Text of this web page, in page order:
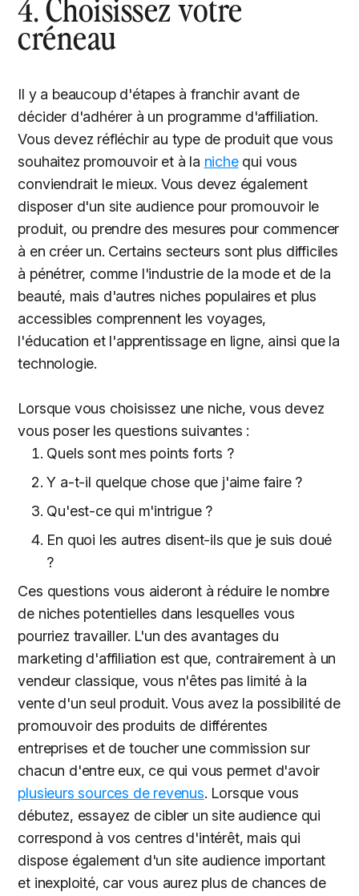
4. Choisissez votre
créneau
Il y a beaucoup d'étapes à franchir avant de
décider d'adhérer à un programme d'affiliation.
Vous devez réfléchir au type de produit que vous
souhaitez promouvoir et à la nichequi vous
conviendrait le mieux. Vous devez également
disposer d'un site audience pour promouvoir le
produit, ou prendre des mesures pour commencer
à en créer un. Certains secteurs sont plus difficiles
à pénétrer, comme l'industrie de la mode et de la
beauté, mais d'autres niches populaires et plus
accessibles comprennent les voyages,
l'éducation et l'apprentissage en ligne, ainsi que la
technologie.
Lorsque vous choisissez une niche, vous devez
vous poser les questions suivantes :
Quels sont mes points forts ?
Y a-t-il quelque chose que j'aime faire ?
Qu'est-ce qui m'intrigue ?
En quoi les autres disent-ils que je suis doué
?
Ces questions vous aideront à réduire le nombre
de niches potentielles dans lesquelles vous
pourriez travailler. L'un des avantages du
marketing d'affiliation est que, contrairement à un
vendeur classique, vous n'êtes pas limité à la
vente d'un seul produit. Vous avez la possibilité de
promouvoir des produits de différentes
entreprises et de toucher une commission sur
chacun d'entre eux, ce qui vous permet d'avoir
plusieurs sources de revenus. Lorsque vous
débutez, essayez de cibler un site audience qui
correspond à vos centres d'intérêt, mais qui
dispose également d'un site audience important
et inexploité, car vous aurez plus de chances de